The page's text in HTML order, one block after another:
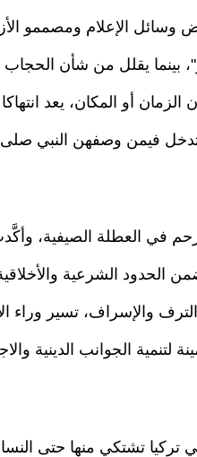
وسائل الإعلام ومصممو
بينما يقلل من شأن
أو المكان، يعد
فيمن وصفهن النبي صلى
في العطلة الصيفية،
الحدود الشرعية
والإسراف، تسير وراء
الجوانب الدينية
تشتكي منها حتى